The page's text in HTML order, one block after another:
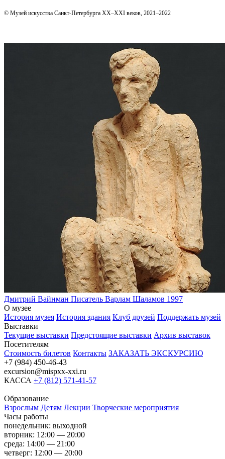
© Музей искусства Санкт-Петербурга XX–XXI веков, 2021–2022
Дмитрий Вайнман Писатель Варлам Шаламов 1997
О музее
История музея История здания Клуб друзей Поддержать музей
Выставки
Текущие выставки Предстоящие выставки Архив выставок
Посетителям
Стоимость билетов Контакты ЗАКАЗАТЬ ЭКСКУРСИЮ
+7 (984) 450-46-43
excursion@mispxx-xxi.ru
КАССА +7 (812) 571-41-57
Образование
Взрослым Детям Лекции Творческие мероприятия
Часы работы
понедельник: выходной
вторник: 12:00 — 20:00
среда: 14:00 — 21:00
четверг: 12:00 — 20:00